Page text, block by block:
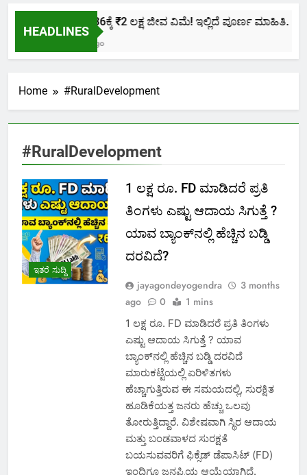
HEADLINES
ಕೇವಲ ₹436ಕ್ಕೆ ₹2 ಲಕ್ಷ ಜೀವ ವಿಮೆ! ಇಲ್ಲಿದೆ ಪೂರ್ಣ ಮಾಹಿತಿ.
Home #RuralDevelopment
#RuralDevelopment
ಇತರೆ ಸುದ್ದಿ
1 ಲಕ್ಷ ರೂ. FD ಮಾಡಿದರೆ ಪ್ರತಿ
ತಿಂಗಳು ಎಷ್ಟು ಆದಾಯ ಸಿಗುತ್ತೆ ?
ಯಾವ ಬ್ಯಾಂಕ್‌ನಲ್ಲಿ ಹೆಚ್ಚಿನ ಬಡ್ಡಿ
ದರವಿದೆ?
jayagondeyogendra
3 months
ago
0 1 mins
1 ಲಕ್ಷ ರೂ. FD ಮಾಡಿದರೆ ಪ್ರತಿ ತಿಂಗಳು
ಎಷ್ಟು ಆದಾಯ ಸಿಗುತ್ತೆ ? ಯಾವ
ಬ್ಯಾಂಕ್‌ನಲ್ಲಿ ಹೆಚ್ಚಿನ ಬಡ್ಡಿ ದರವಿದೆ
ಮಾರುಕಟ್ಟೆಯಲ್ಲಿ ಏರಿಳಿತಗಳು
ಹೆಚ್ಚಾಗುತ್ತಿರುವ ಈ ಸಮಯದಲ್ಲಿ, ಸುರಕ್ಷಿತ
ಹೂಡಿಕೆಯತ್ತ ಜನರು ಹೆಚ್ಚು ಒಲವು
ತೋರುತ್ತಿದ್ದಾರೆ. ವಿಶೇಷವಾಗಿ ಸ್ಥಿರ ಆದಾಯ
ಮತ್ತು ಬಂಡವಾಳದ ಸುರಕ್ಷತೆ
ಬಯಸುವವರಿಗೆ ಫಿಕ್ಸೆಡ್ ಡೆಪಾಸಿಟ್ (FD)
ಇಂದಿಗೂ ಜನಪ್ರಿಯ ಆಯ್ಕೆಯಾಗಿದೆ.